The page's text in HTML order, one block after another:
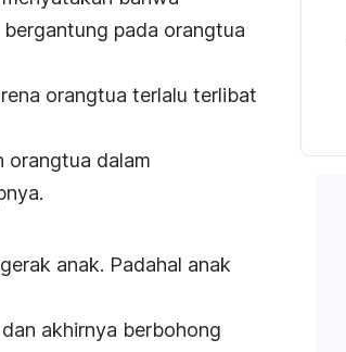
pada orangtua
orangtua terlalu terlibat
orangtua dalam
anak. Padahal anak
akhirnya berbohong